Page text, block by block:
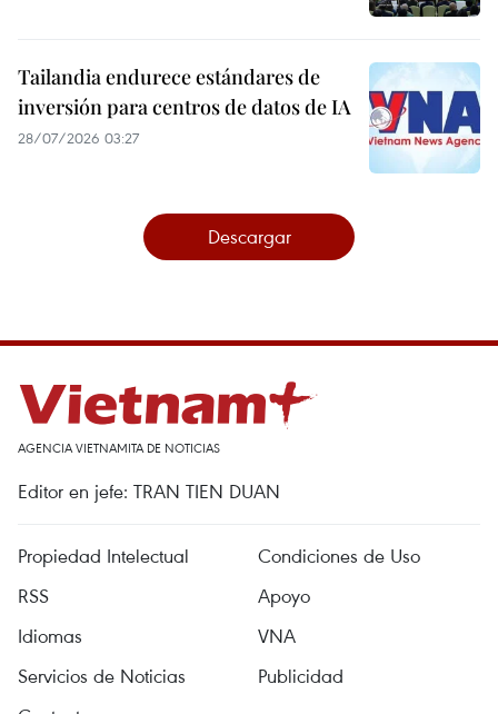
Tailandia endurece estándares de
inversión para centros de datos de IA
28/07/2026 03:27
Descargar
AGENCIA VIETNAMITA DE NOTICIAS
Editor en jefe: TRAN TIEN DUAN
Propiedad Intelectual
Condiciones de Uso
RSS
Apoyo
Idiomas
VNA
Servicios de Noticias
Publicidad